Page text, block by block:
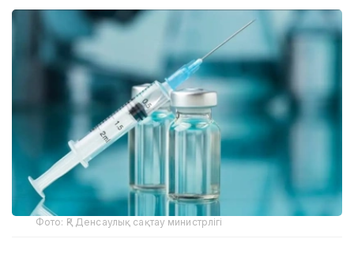
Фото: ҚР Денсаулық сақтау министрлігі